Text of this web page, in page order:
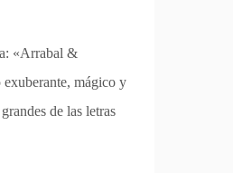
«Arrabal &
mágico y
de las letras